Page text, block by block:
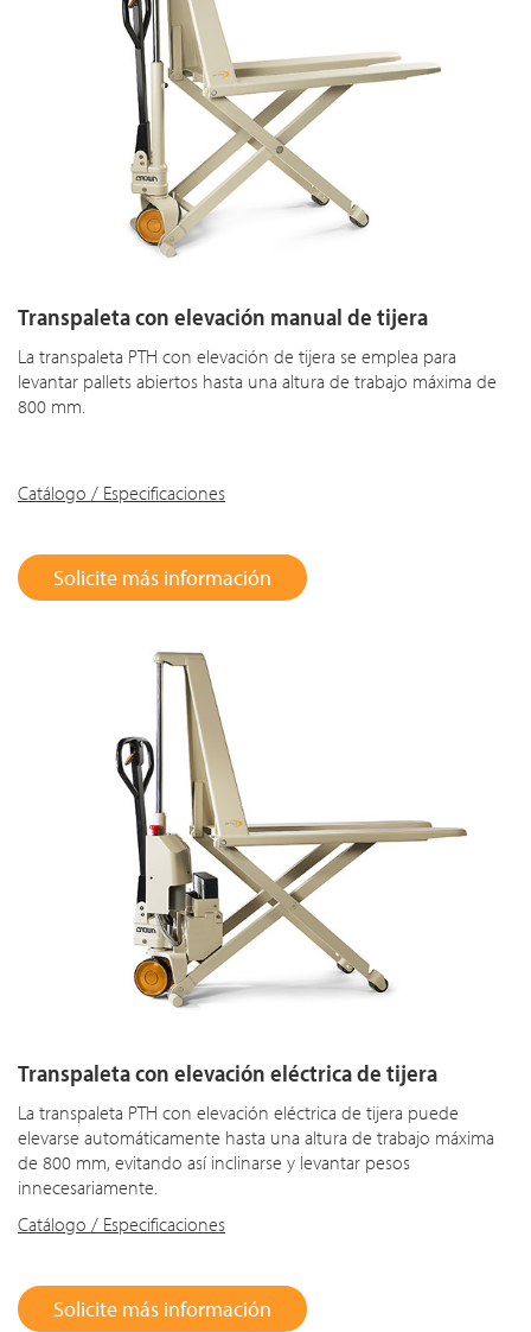
Transpaleta con elevación manual de tijera
La transpaleta PTH con elevación de tijera se emplea para
levantar pallets abiertos hasta una altura de trabajo máxima de
800 mm.
Catálogo / Especificaciones
Solicite más información
Transpaleta con elevación eléctrica de tijera
La transpaleta PTH con elevación eléctrica de tijera puede
elevarse automáticamente hasta una altura de trabajo máxima
de 800 mm, evitando así inclinarse y levantar pesos
innecesariamente.
Catálogo / Especificaciones
Solicite más información